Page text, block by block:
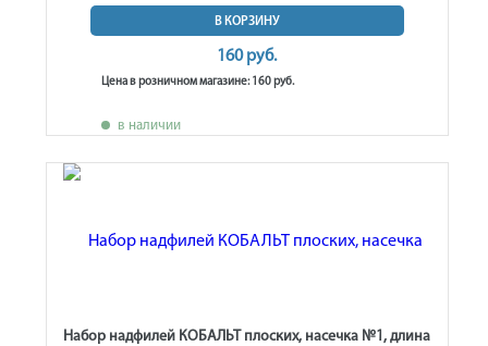
В КОРЗИНУ
160 руб.
Цена в розничном магазине: 160 руб.
в наличии
Набор надфилей КОБАЛЬТ плоских, насечка №1, длина